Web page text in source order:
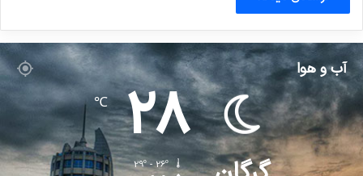
آب و هوا
28
℃
29º - 26º